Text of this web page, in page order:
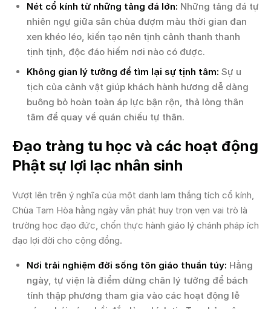
Nét cổ kính từ những tảng đá lớn: Những tảng đá tự
nhiên ngự giữa sân chùa đượm màu thời gian đan
xen khéo léo, kiến tạo nên tịnh cảnh thanh thanh
tịnh tịnh, độc đáo hiếm nơi nào có được.
Không gian lý tưởng để tìm lại sự tịnh tâm: Sự u
tịch của cảnh vật giúp khách hành hương dễ dàng
buông bỏ hoàn toàn áp lực bận rộn, thả lỏng thân
tâm để quay về quán chiếu tự thân.
Đạo tràng tu học và các hoạt động
Phật sự lợi lạc nhân sinh
Vượt lên trên ý nghĩa của một danh lam thắng tích cổ kính,
Chùa Tam Hòa hằng ngày vẫn phát huy trọn vẹn vai trò là
trường học đạo đức, chốn thực hành giáo lý chánh pháp ích
đạo lợi đời cho cộng đồng.
Nơi trải nghiệm đời sống tôn giáo thuần túy: Hằng
ngày, tự viện là điểm dừng chân lý tưởng để bách
tính thập phương tham gia vào các hoạt động lễ